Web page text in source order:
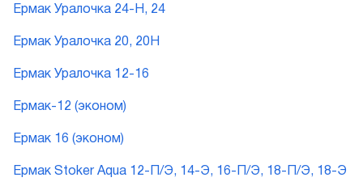
Ермак Уралочка 24-Н, 24
Ермак Уралочка 20, 20Н
Ермак Уралочка 12-16
Ермак-12 (эконом)
Ермак 16 (эконом)
Ермак Stoker Aqua 12-П/Э, 14-Э, 16-П/Э, 18-П/Э, 18-Э